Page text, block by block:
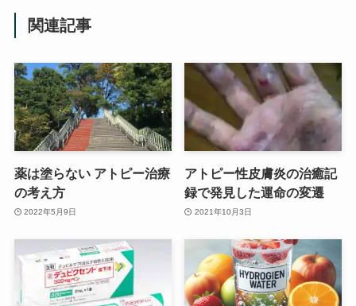
関連記事
薬は塗らない アトピー治療
の考え方
2022年5月9日
アトピー性皮膚炎の治癒記
録で発見した運命の変遷
2021年10月3日